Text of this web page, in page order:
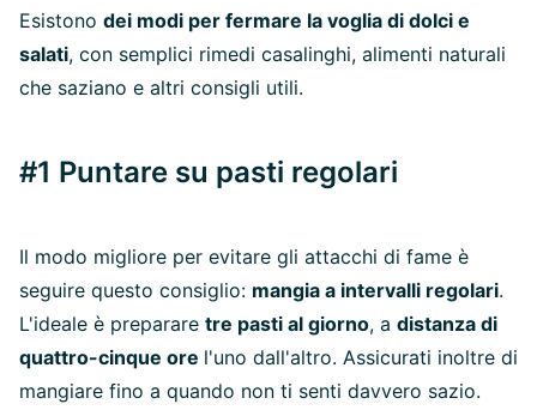
Esistono dei modi per fermare la voglia di dolci e
salati, con semplici rimedi casalinghi, alimenti naturali
che saziano e altri consigli utili.
#1 Puntare su pasti regolari
Il modo migliore per evitare gli attacchi di fame è
seguire questo consiglio: mangia a intervalli regolari.
L'ideale è preparare tre pasti al giorno, a distanza di
quattro-cinque ore l'uno dall'altro. Assicurati inoltre di
mangiare fino a quando non ti senti davvero sazio.